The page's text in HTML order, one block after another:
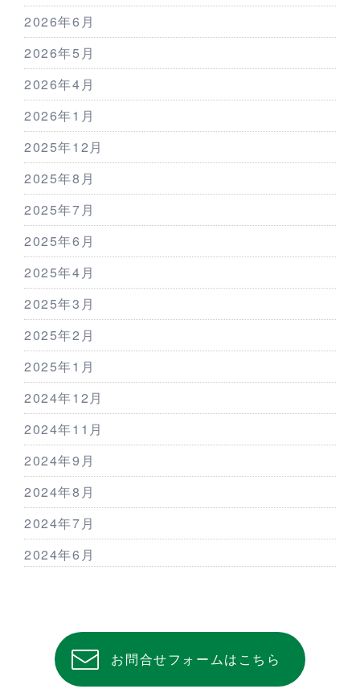
2026年6月
2026年5月
2026年4月
2026年1月
2025年12月
2025年8月
2025年7月
2025年6月
2025年4月
2025年3月
2025年2月
2025年1月
2024年12月
2024年11月
2024年9月
2024年8月
2024年7月
2024年6月
お問合せフォームはこちら